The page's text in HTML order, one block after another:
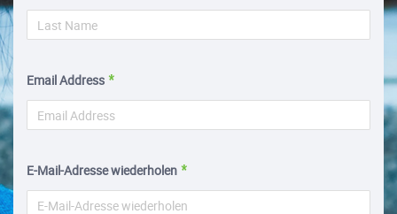
Email Address
E-Mail-Adresse wiederholen